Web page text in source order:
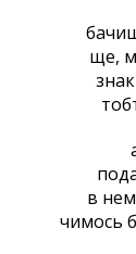
ще,
в
чимось